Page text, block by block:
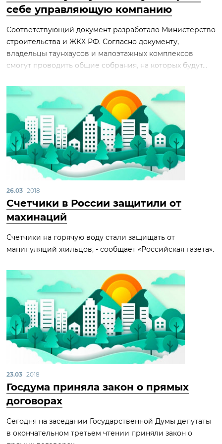
себе управляющую компанию
Соответствующий документ разработало Министерство
строительства и ЖКХ РФ. Согласно документу,
владельцы таунхаусов и малоэтажных комплексов
смогут проводить общие собрания, на которых будут...
26.03 2018
Счетчики в России защитили от
махинаций
Счетчики на горячую воду стали защищать от
манипуляций жильцов, - сообщает «Российская газета».
23.03 2018
Госдума приняла закон о прямых
договорах
Сегодня на заседании Государственной Думы депутаты
в окончательном третьем чтении приняли закон о